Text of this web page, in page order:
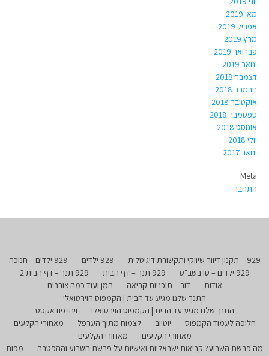
מאי 2019
אפריל 2019
מרץ 2019
פברואר 2019
ינואר 2019
דצמבר 2018
נובמבר 2018
אוקטובר 2018
ספטמבר 2018
אוגוסט 2018
יולי 2018
ינואר 2017
Meta
התחבר
929 – תקנון דיוור שיווקי ותקשורת דיגיטלית 929 ילדים
929 ילדים – חנוכה
929 ילדים – טו בשב"ט
929 תנך – דף הבית
929 תנך – דף הבית 2
אודות
דור – תוכניות קריאה
המן ועוד כמה צוררים
התנך שלנו מגיע עד הבית | הקמפוס הוירטואלי
התנך שלנו מגיע עד הבית | הקמפוס הוירטואלי
ויהי פודאקסט
חלופה לעמוד הקמפוס
יוטיוב לצמוח מתוך הערפל
מאחורי הקלעים
מאחורי הקלעים
מאחורי הקלעים
מה פרשת השבוע? קריאות ישראליות ואישיות על פרשת השבוע וההפטרה
מפות